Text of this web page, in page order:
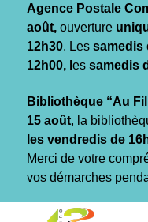
Agence Postale
août, ouverture
12h30. Les samedis
12h00, l es samedis
Bibliothèque “Au
15 août, la
les vendredis de
Merci de votre
vos démarches